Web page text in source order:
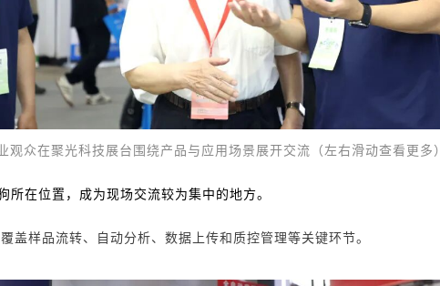
观众在聚光科技展台围绕产品与应用场景展开交流（左右滑动查看更多）
所在位置， 成为现场交流较为集中的地方。
盖样品流转、自动分析、数据上传和质控管理等关键环节。